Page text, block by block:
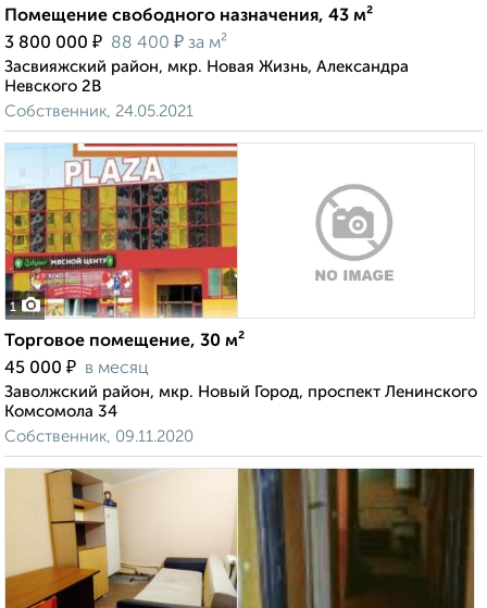
Помещение свободного назначения, 43 м²
3 800 000 ₽ 88 400 ₽ за м²
Засвияжский район, мкр. Новая Жизнь, Александра
Невского 2В
Собственник, 24.05.2021
1
Торговое помещение, 30 м²
45 000 ₽ в месяц
Заволжский район, мкр. Новый Город, проспект Ленинского
Комсомола 34
Собственник, 09.11.2020